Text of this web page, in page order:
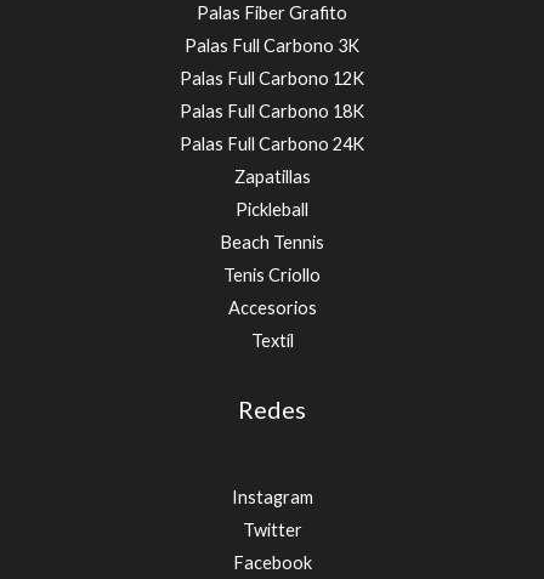
Palas Fiber Grafito
Palas Full Carbono 3K
Palas Full Carbono 12K
Palas Full Carbono 18K
Palas Full Carbono 24K
Zapatillas
Pickleball
Beach Tennis
Tenis Criollo
Accesorios
Textíl
Redes
Instagram
Twitter
Facebook